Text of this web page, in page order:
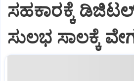
ಸಹಕಾರಕ್ಕೆ ಡಿಜಿಟಲ್‌
ಸುಲಭ ಸಾಲಕ್ಕೆ